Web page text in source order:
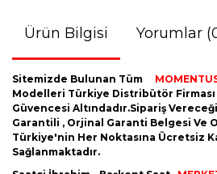
Ürün Bilgisi Yorumlar
Sitemizde Bulunan Tüm
Modelleri Türkiye Distribütör Firması
Güvencesi Altındadır.Sipariş
Garantili , Orjinal Garanti Belgesi Ve
Türkiye'nin Her Noktasına Ücretsiz
Sağlanmaktadır.